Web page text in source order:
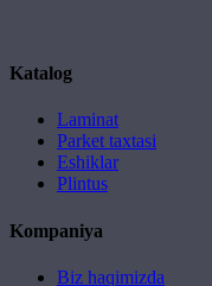
Katalog
Laminat
Parket taxtasi
Eshiklar
Plintus
Kompaniya
Biz haqimizda